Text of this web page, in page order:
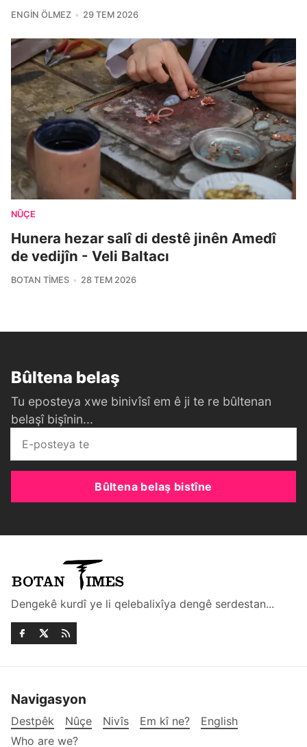
ENGIN ÖLMEZ 29 TEM 2026
NÛÇE
Hunera hezar salî di destê jinên Amedî
de vedijîn - Veli Baltacı
BOTAN TIMES 28 TEM 2026
Bûltena belaş
Tu eposteya xwe binivîsî em ê ji te re bûltenan
belaşî bişînin...
Bûltena belaş bistîne
Dengekê kurdî ye li qelebalixîya dengê serdestan...
Navigasyon
Destpêk Nûçe Nivîs Em kî ne?
English
Who are we?